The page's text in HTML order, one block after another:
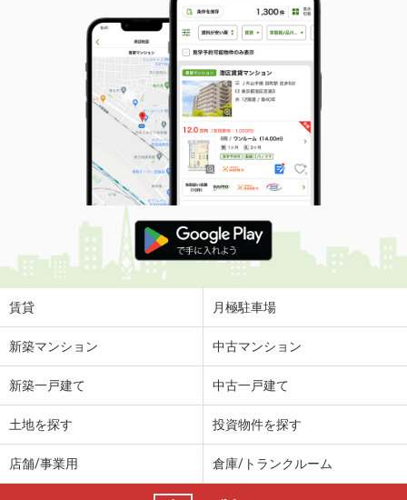
賃貸 月極駐車場
新築マンション 中古マンション
新築一戸建て 中古一戸建て
土地を探す 投資物件を探す
店舗/事業用 倉庫/トランクルーム